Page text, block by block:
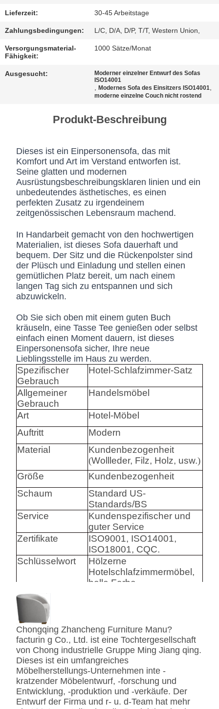
DATENSCHUTZ-
BESTIMMUNGEN
Lieferzeit: 30-45 Arbeitstage
Zahlungsbedingungen: L/C, D/A, D/P, T/T, Western Union,
Versorgungsmaterial-
Fähigkeit:
1000 Sätze/Monat
Ausgesucht:
Moderner einzelner Entwurf des Sofas
ISO14001
,Modernes Sofa des Einsitzers ISO14001
moderne einzelne Couch nicht rostend
Produkt-Beschreibung
Dieses ist ein Einpersonensofa, das mit
Komfort und Art im Verstand entworfen ist.
Seine glatten und modernen
Ausrüstungsbeschreibungsklaren linien und ein
unbedeutendes ästhetisches, es einen
perfekten Zusatz zu irgendeinem
zeitgenössischen Lebensraum machend.
In Handarbeit gemacht von den hochwertigen
Materialien, ist dieses Sofa dauerhaft und
bequem. Der Sitz und die Rückenpolster sind
der Plüsch und Einladung und stellen einen
gemütlichen Platz bereit, um nach einem
langen Tag sich zu entspannen und sich
abzuwickeln.
Ob Sie sich oben mit einem guten Buch
kräuseln, eine Tasse Tee genießen oder selbst
einfach einen Moment dauern, ist dieses
Einpersonensofa sicher, Ihre neue
Lieblingsstelle im Haus zu werden.
Spezifischer
Gebrauch
Hotel-Schlafzimmer-Satz
Allgemeiner
Gebrauch
Handelsmöbel
Art
Hotel-Möbel
Auftritt
Modern
Material
Kundenbezogenheit
(Wollleder, Filz, Holz, usw.)
Größe
Kundenbezogenheit
Schaum
Standard US-
Standards/BS
Service
Kundenspezifischer und
guter Service
Zertifikate
ISO9001, ISO14001,
ISO18001, CQC.
Schlüsselwort
Hölzerne
Hotelschlafzimmermöbel,
helle Farbe
Harware
Schaum
Hoher Densily-Schaum.
Gewebe
Leder-/echtes
Leder-/Microfiber-Leder-
CA117 Standard oder
BS5852 Standardire des
Gewebe-/PU beständig
SS
Edelstahl #201 #304 #316,
Chongqing Zhancheng Furniture Manu?
facturin g Co., Ltd. ist eine Tochtergesellschaft
von Chong industrielle Gruppe Ming Jiang qing.
Dieses ist ein umfangreiches
Möbelherstellungs-Unternehmen inte -
kratzender Möbelentwurf, -forschung und
Entwicklung, -produktion und -verkäufe. Der
Entwurf der Firma und r- u. d-Team hat mehr